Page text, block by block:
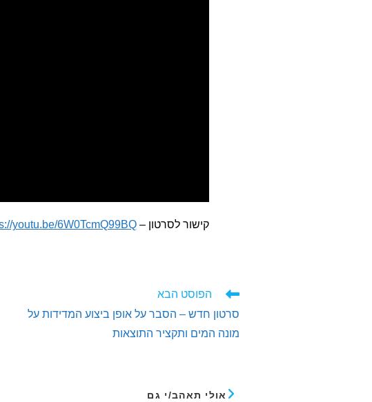
קישור לסרטון –youtu.be/6W0TcmQ99BQ
לקרוא
נוספים
הפוסט הבא
סרטון חדש – הסבר על אופן ביצוע המדידות על
מונה המים ותקציר התוצאות
אולי תאהב/י גם